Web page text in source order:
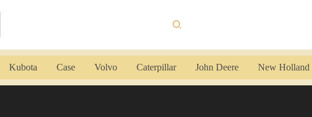
Buscar
Kubota Case Volvo Caterpillar John Deere New Holland